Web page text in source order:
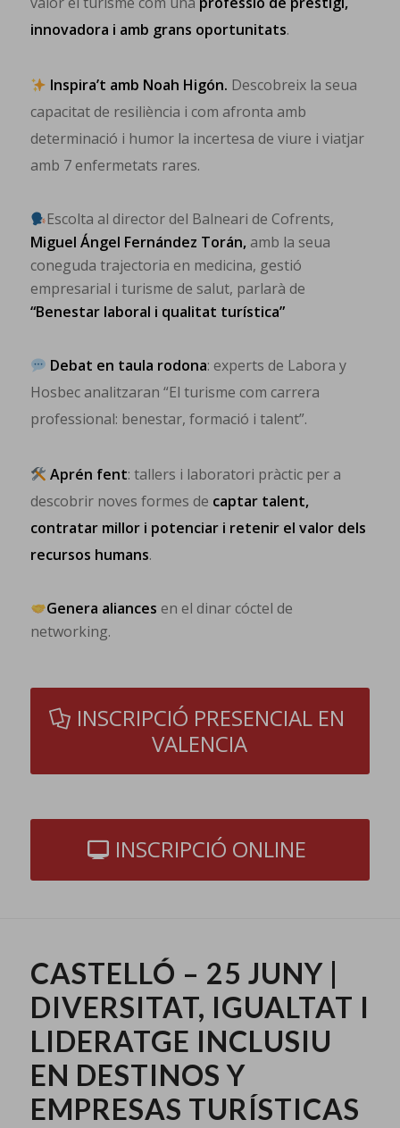
innovadora i amb grans oportunitats.
Inspira’t amb Noah Higón. Descobreix la seua
capacitat de resiliència i com afronta amb
determinació i humor la incertesa de viure i viatjar
amb 7 enfermetats rares.
Escolta al director del Balneari de Cofrents,
Miguel Ángel Fernández Torán, amb la seua
coneguda trajectoria en medicina, gestió
empresarial i turisme de salut, parlarà de
“Benestar laboral i qualitat turística”
Debat en taula rodona: experts de Labora y
Hosbec analitzaran “El turisme com carrera
professional: benestar, formació i talent”.
Aprén fent: tallers i laboratori pràctic per a
descobrir noves formes de captar talent,
contratar millor i potenciar i retenir el valor dels
recursos humans.
Genera aliances en el dinar cóctel de
networking.
INSCRIPCIÓ PRESENCIAL EN
VALENCIA
INSCRIPCIÓ ONLINE
CASTELLÓ – 25 JUNY |
DIVERSITAT, IGUALTAT I
LIDERATGE INCLUSIU
EN DESTINOS Y
EMPRESAS TURÍSTICAS